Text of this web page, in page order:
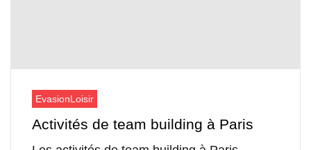
EvasionLoisir
Activités de team building à Paris